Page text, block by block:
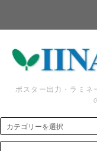
ポスター出力・ラミネ